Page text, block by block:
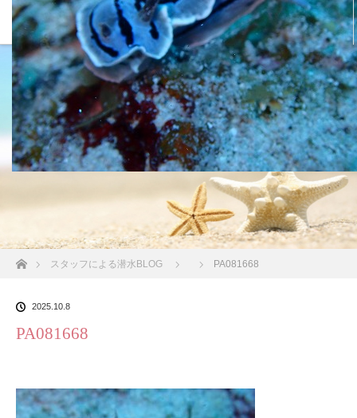
沖縄の海 BLOG
ホームスタッフによる潜水BLOG PA081668
2025.10.8
PA081668